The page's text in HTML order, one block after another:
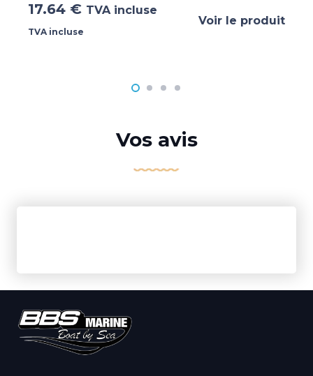
17.64 € TVA incluse
TVA incluse
Voir le produit
Vos avis